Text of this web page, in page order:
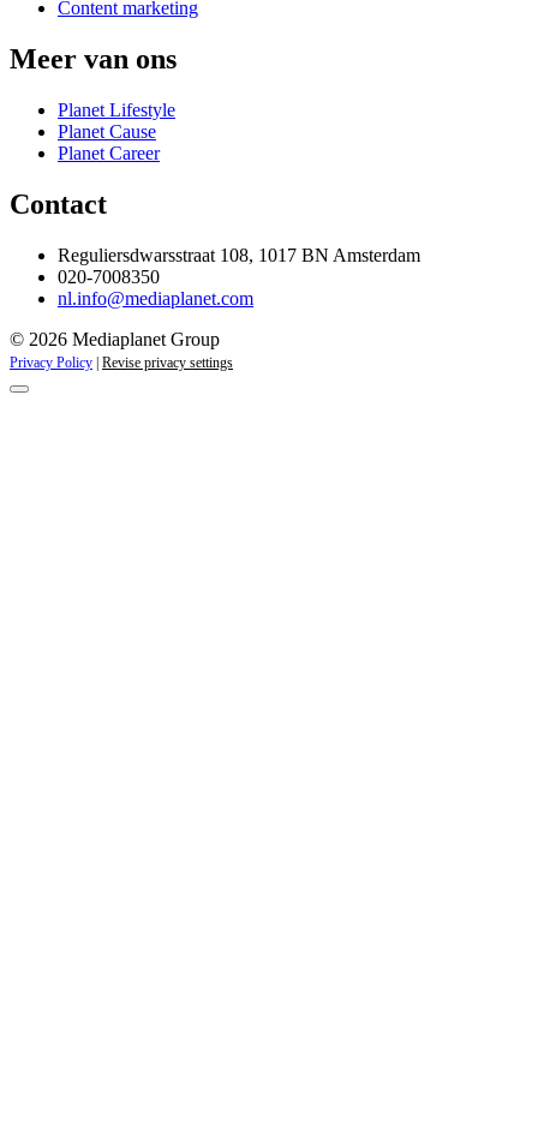
Content marketing
Meer van ons
Planet Lifestyle
Planet Cause
Planet Career
Contact
Reguliersdwarsstraat 108, 1017 BN Amsterdam
020-7008350
nl.info@mediaplanet.com
© 2026 Mediaplanet Group
Privacy Policy Revise privacy settings